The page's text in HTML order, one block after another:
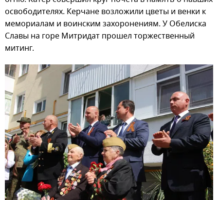
освободителях. Керчане возложили цветы и венки к
мемориалам и воинским захоронениям. У Обелиска
Славы на горе Митридат прошел торжественный
митинг.